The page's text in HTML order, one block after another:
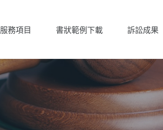
服務項目 書狀範例下載 訴訟成果